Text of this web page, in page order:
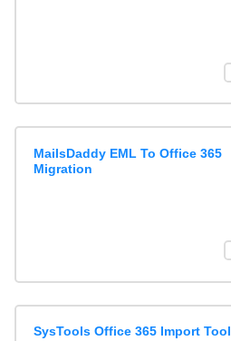
MailsDaddy EML To Office 365
Migration
SysTools Office 365 Import Tool